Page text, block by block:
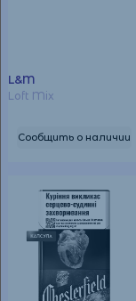
L&M
Loft Mix
Сообщить о наличии